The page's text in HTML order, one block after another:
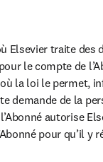
Elsevier traite des
le compte de
la loi le permet,
demande de la
autorise
pour qu’il y